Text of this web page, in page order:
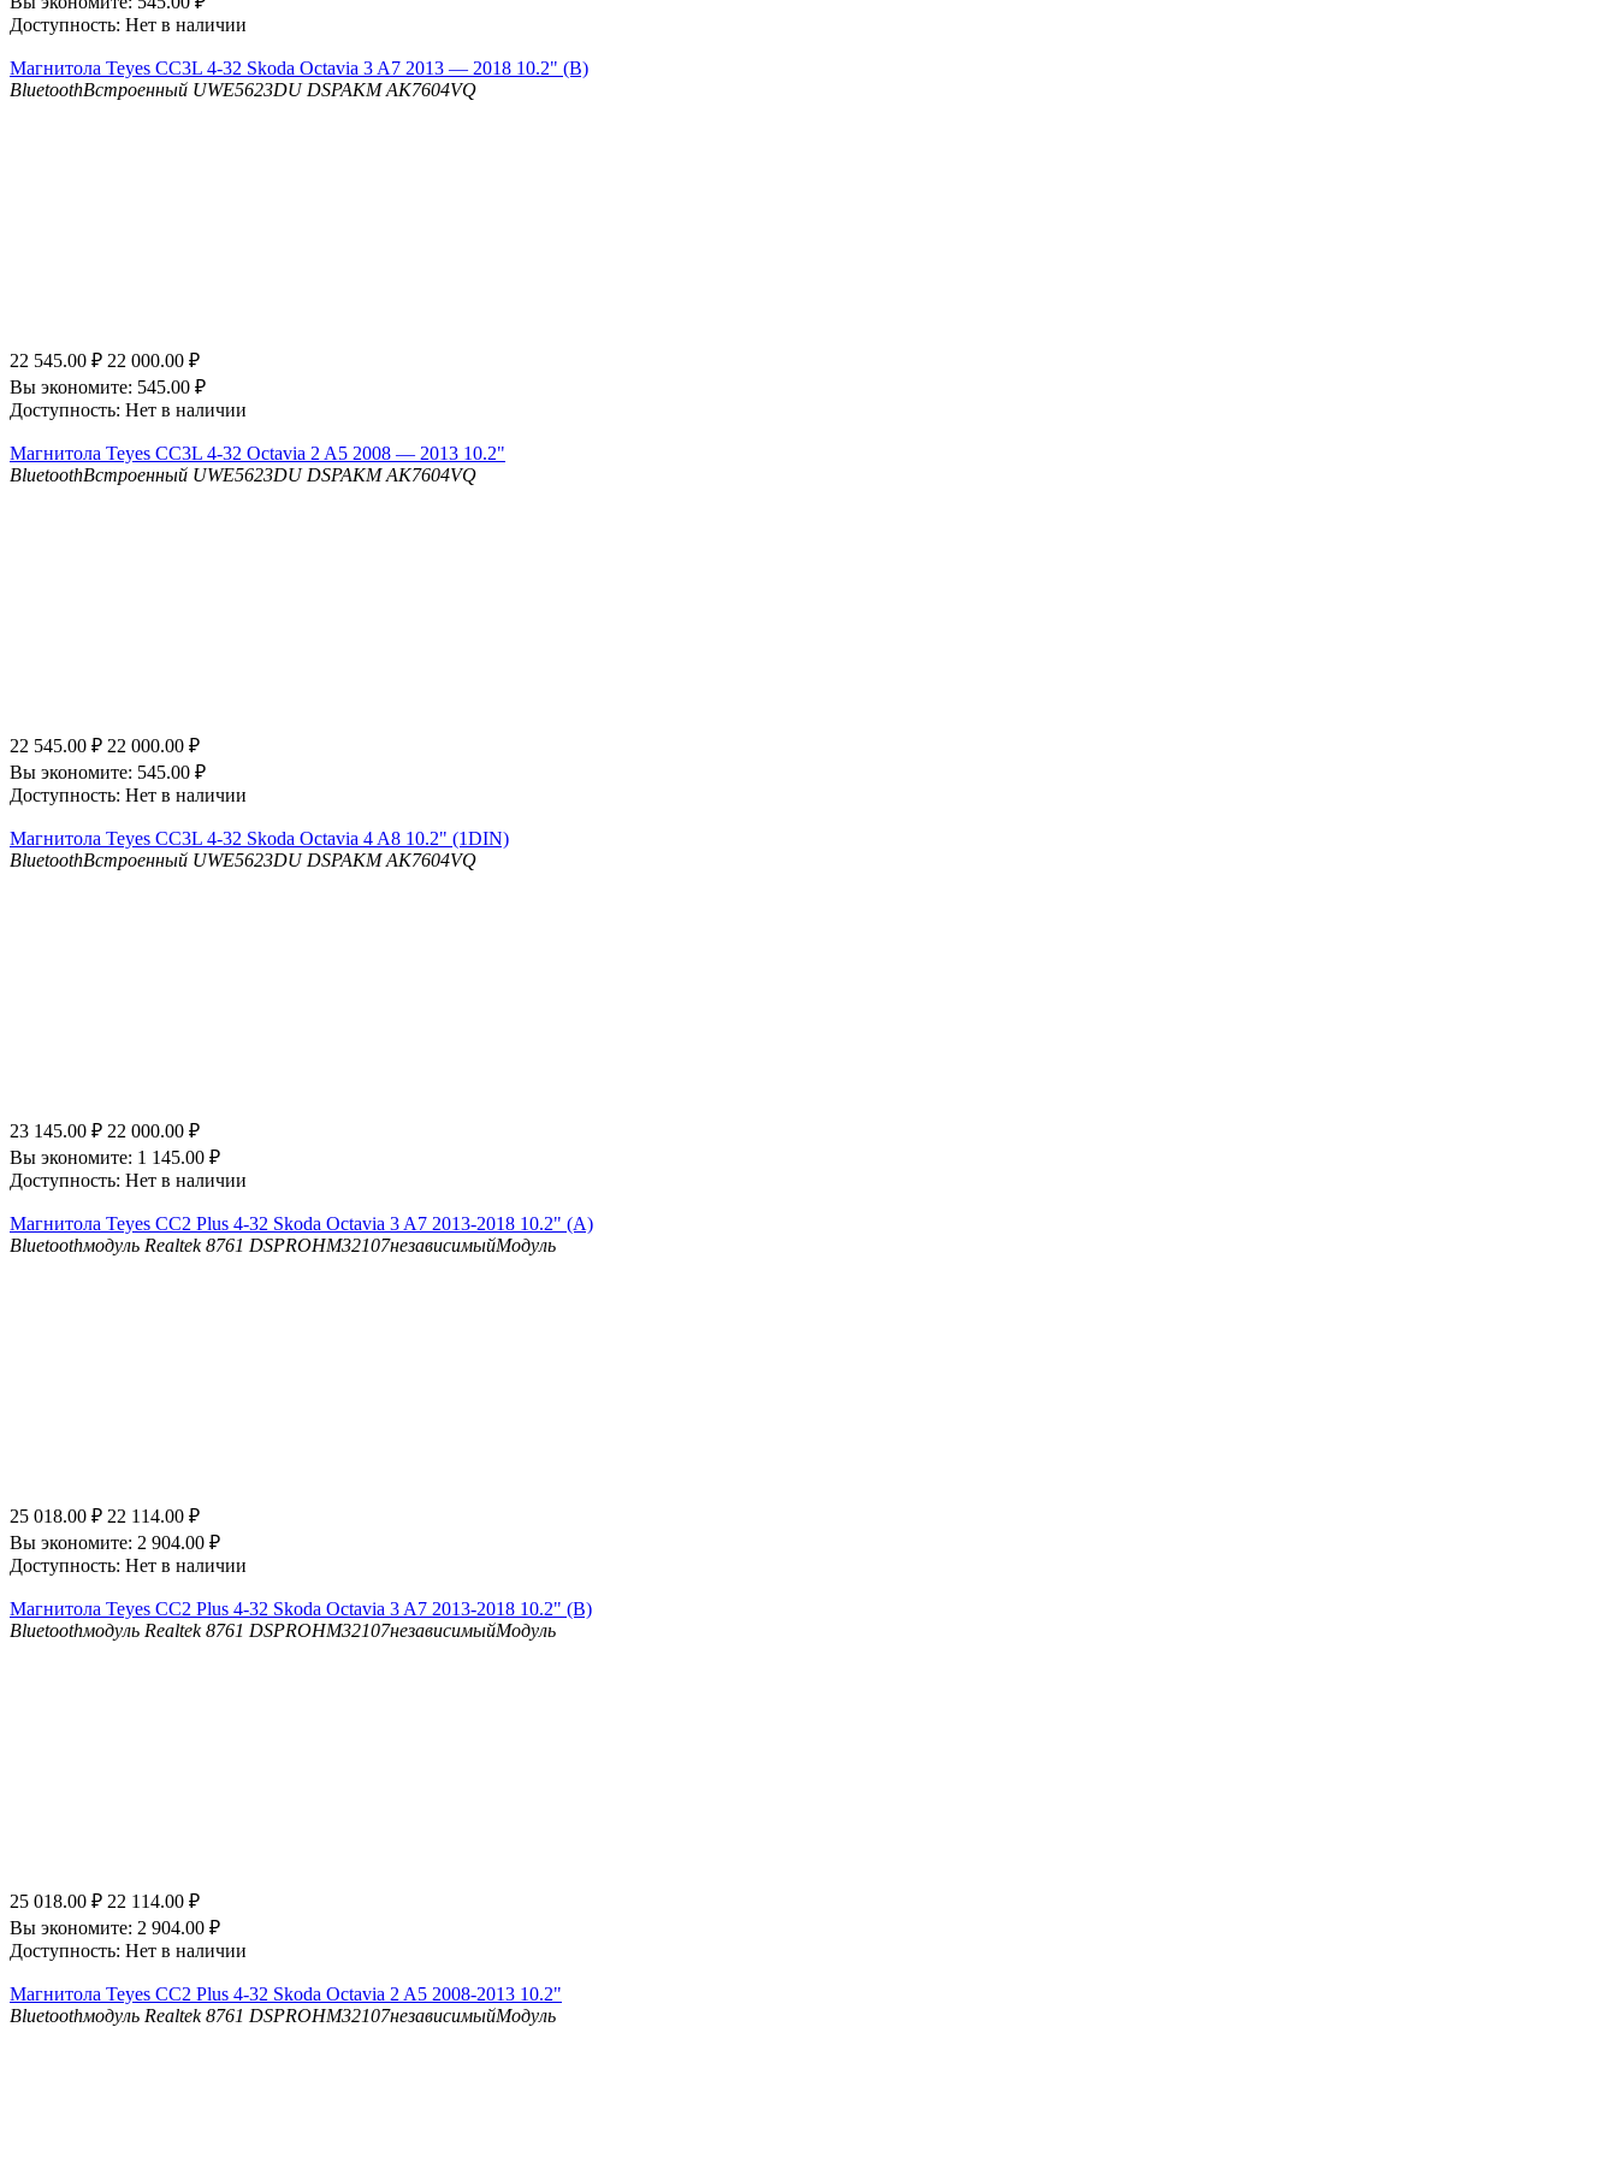
Доступность: Нет в наличии
Магнитола Teyes CC3L 4-32 Skoda Octavia 3 A7 2013 — 2018 10.2" (B)
BluetoothВстроенный UWE5623DU DSPAKM AK7604VQ
22 545.00 ₽ 22 000.00 ₽
Вы экономите: 545.00 ₽
Доступность: Нет в наличии
Магнитола Teyes CC3L 4-32 Octavia 2 A5 2008 — 2013 10.2"
BluetoothВстроенный UWE5623DU DSPAKM AK7604VQ
22 545.00 ₽ 22 000.00 ₽
Вы экономите: 545.00 ₽
Доступность: Нет в наличии
Магнитола Teyes CC3L 4-32 Skoda Octavia 4 A8 10.2" (1DIN)
BluetoothВстроенный UWE5623DU DSPAKM AK7604VQ
23 145.00 ₽ 22 000.00 ₽
Вы экономите: 1 145.00 ₽
Доступность: Нет в наличии
Магнитола Teyes CC2 Plus 4-32 Skoda Octavia 3 A7 2013-2018 10.2" (A)
Bluetoothмодуль Realtek 8761 DSPROHM32107независимыйМодуль
25 018.00 ₽ 22 114.00 ₽
Вы экономите: 2 904.00 ₽
Доступность: Нет в наличии
Магнитола Teyes CC2 Plus 4-32 Skoda Octavia 3 A7 2013-2018 10.2" (B)
Bluetoothмодуль Realtek 8761 DSPROHM32107независимыйМодуль
25 018.00 ₽ 22 114.00 ₽
Вы экономите: 2 904.00 ₽
Доступность: Нет в наличии
Магнитола Teyes CC2 Plus 4-32 Skoda Octavia 2 A5 2008-2013 10.2"
Bluetoothмодуль Realtek 8761 DSPROHM32107независимыйМодуль